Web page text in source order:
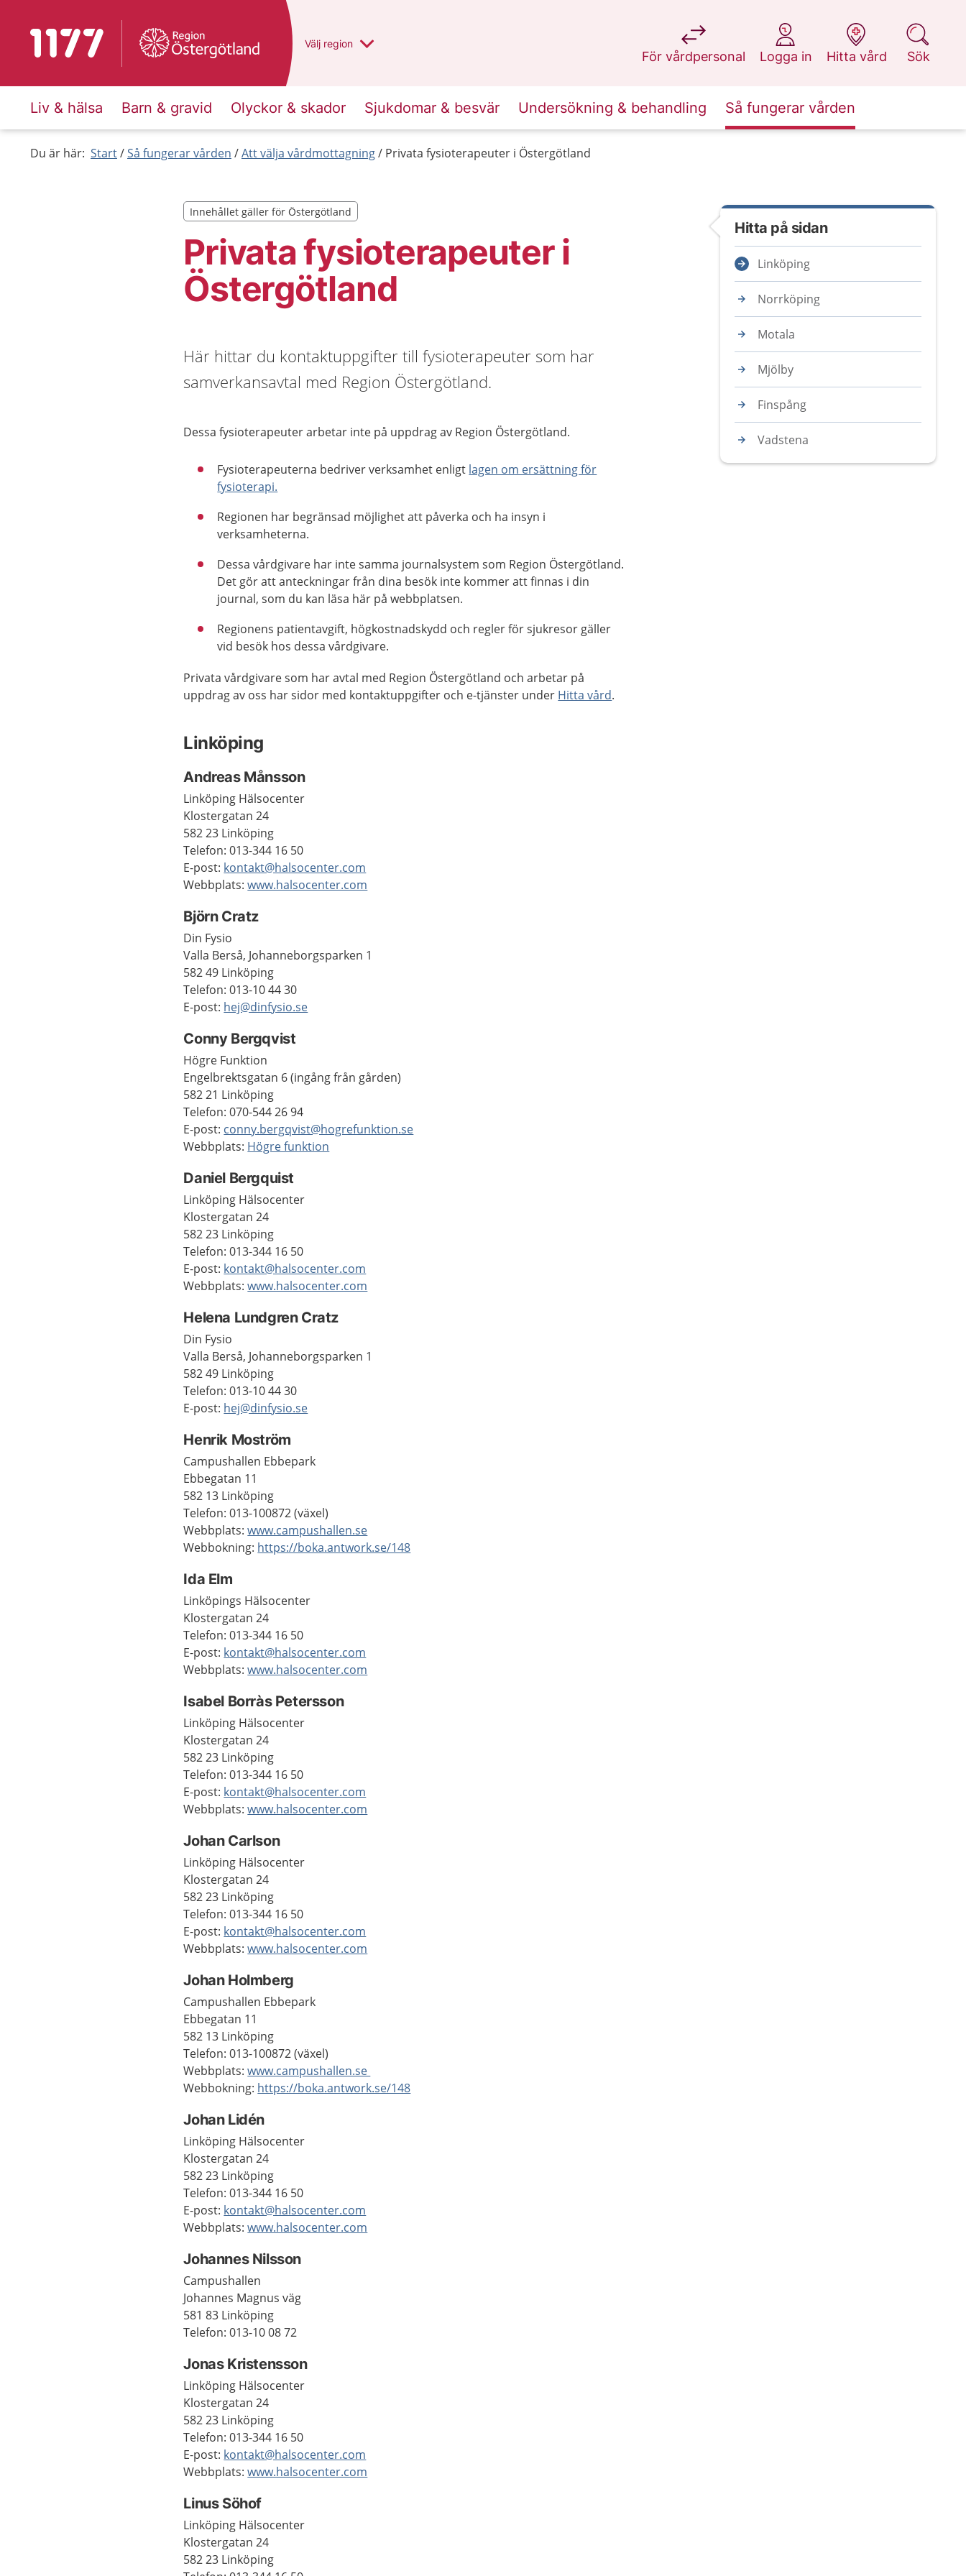
Till startsidan för 1177 Du har valt region
Välj en annan
region
För vårdpersonal
på 1177.se
Logga in
på 1177.se
Hitta vård
på 1177.se
Sök
på 1177.se
Liv & hälsa Barn & gravid Olyckor & skador Sjukdomar & besvär Undersökning & behandling Så fungerar vården
Du är här: Start Så fungerar vården Att välja vårdmottagning Privata fysioterapeuter i Östergötland
Privata fysioterapeuter i
Östergötland
Innehållet gäller för Östergötland
Innehållet gäller för Östergötland
Här hittar du kontaktuppgifter till fysioterapeuter som har
samverkansavtal med Region Östergötland.
Dessa fysioterapeuter arbetar inte på uppdrag av Region Östergötland.
Fysioterapeuterna bedriver verksamhet enligt lagen om ersättning för
fysioterapi.
Regionen har begränsad möjlighet att påverka och ha insyn i
verksamheterna.
Dessa vårdgivare har inte samma journalsystem som Region Östergötland.
Det gör att anteckningar från dina besök inte kommer att finnas i din
journal, som du kan läsa här på webbplatsen.
Regionens patientavgift, högkostnadskydd och regler för sjukresor gäller
vid besök hos dessa vårdgivare.
Privata vårdgivare som har avtal med Region Östergötland och arbetar på
uppdrag av oss har sidor med kontaktuppgifter och e-tjänster under Hitta vård.
Linköping
Andreas Månsson
Linköping Hälsocenter
Klostergatan 24
582 23 Linköping
Telefon: 013-344 16 50
E-post: kontakt@halsocenter.com
Webbplats:www.halsocenter.com
Björn Cratz
Din Fysio
Valla Berså, Johanneborgsparken 1
582 49 Linköping
Telefon: 013-10 44 30
E-post: hej@dinfysio.se
Conny Bergqvist
Högre Funktion
Engelbrektsgatan 6 (ingång från gården)
582 21 Linköping
Telefon: 070-544 26 94
E-post: conny.bergqvist@hogrefunktion.se
Webbplats: Högre funktion
Daniel Bergquist
Linköping Hälsocenter
Klostergatan 24
582 23 Linköping
Telefon: 013-344 16 50
E-post: kontakt@halsocenter.com
Webbplats:www.halsocenter.com
Helena Lundgren Cratz
Din Fysio
Valla Berså, Johanneborgsparken 1
582 49 Linköping
Telefon: 013-10 44 30
E-post: hej@dinfysio.se
Henrik Moström
Campushallen Ebbepark
Ebbegatan 11
582 13 Linköping
Telefon: 013-100872 (växel)
Webbplats:www.campushallen.se
Webbokning: https://boka.antwork.se/148
Ida Elm
Linköpings Hälsocenter
Klostergatan 24
Telefon: 013-344 16 50
E-post: kontakt@halsocenter.com
Webbplats:www.halsocenter.com
Isabel Borràs Petersson
Linköping Hälsocenter
Klostergatan 24
582 23 Linköping
Telefon: 013-344 16 50
E-post: kontakt@halsocenter.com
Webbplats:www.halsocenter.com
Johan Carlson
Linköping Hälsocenter
Klostergatan 24
582 23 Linköping
Telefon: 013-344 16 50
E-post: kontakt@halsocenter.com
Webbplats:www.halsocenter.com
Johan Holmberg
Campushallen Ebbepark
Ebbegatan 11
582 13 Linköping
Telefon: 013-100872 (växel)
Webbplats:www.campushallen.se
Webbokning: https://boka.antwork.se/148
Johan Lidén
Linköping Hälsocenter
Klostergatan 24
582 23 Linköping
Telefon: 013-344 16 50
E-post: kontakt@halsocenter.com
Webbplats:www.halsocenter.com
Johannes Nilsson
Campushallen
Johannes Magnus väg
581 83 Linköping
Telefon: 013-10 08 72
Jonas Kristensson
Linköping Hälsocenter
Klostergatan 24
582 23 Linköping
Telefon: 013-344 16 50
E-post: kontakt@halsocenter.com
Webbplats:www.halsocenter.com
Linus Söhof
Linköping Hälsocenter
Klostergatan 24
582 23 Linköping
Hitta på sidan
Linköping
Norrköping
Motala
Mjölby
Finspång
Vadstena